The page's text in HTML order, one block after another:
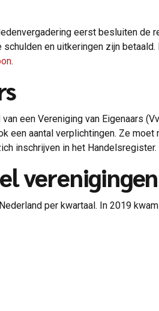
eerst besluiten de
en uitkeringen zijn
.
een Vereniging van Eigenaars
een aantal verplichtingen. Ze
inschrijven in het Handelsregister.
per kwartaal. In 2019